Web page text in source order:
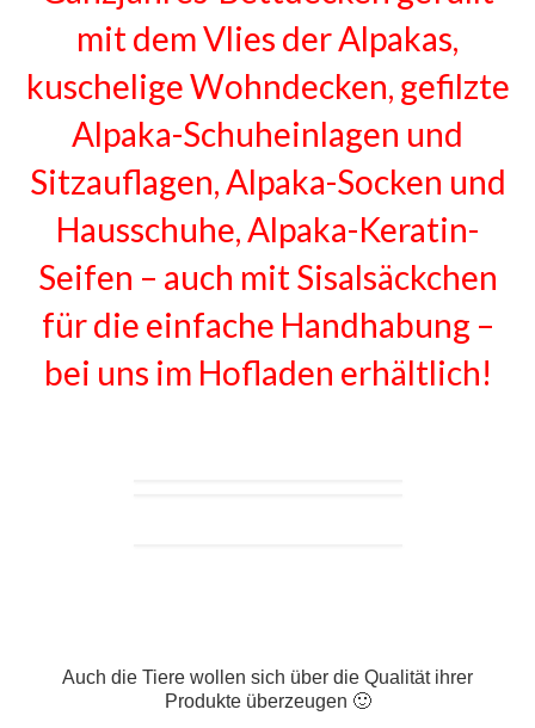
mit dem Vlies der Alpakas,
kuschelige Wohndecken, gefilzte
Alpaka-Schuheinlagen und
Sitzauflagen, Alpaka-Socken und
Hausschuhe, Alpaka-Keratin-
Seifen – auch mit Sisalsäckchen
für die einfache Handhabung –
bei uns im Hofladen erhältlich!
Auch die Tiere wollen sich über die Qualität ihrer
Produkte überzeugen 🙂